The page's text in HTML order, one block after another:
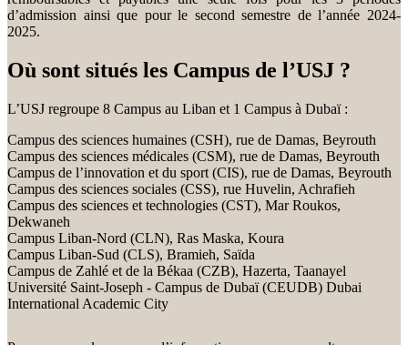
d’admission ainsi que pour le second semestre de l’année 2024-
2025.
Où sont situés les Campus de l’USJ ?
L’USJ regroupe 8 Campus au Liban et 1 Campus à Dubaï :
Campus des sciences humaines (CSH), rue de Damas, Beyrouth
Campus des sciences médicales (CSM), rue de Damas, Beyrouth
Campus de l’innovation et du sport (CIS), rue de Damas, Beyrouth
Campus des sciences sociales (CSS), rue Huvelin, Achrafieh
Campus des sciences et technologies (CST), Mar Roukos,
Dekwaneh
Campus Liban-Nord (CLN), Ras Maska, Koura
Campus Liban-Sud (CLS), Bramieh, Saïda
Campus de Zahlé et de la Békaa (CZB), Hazerta, Taanayel
Université Saint-Joseph - Campus de Dubaï (CEUDB) Dubai
International Academic City